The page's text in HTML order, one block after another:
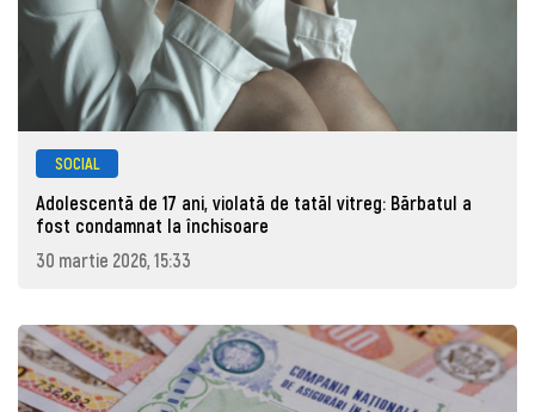
SOCIAL
Adolescentă de 17 ani, violată de tatăl vitreg: Bărbatul a
fost condamnat la închisoare
30 martie 2026, 15:33